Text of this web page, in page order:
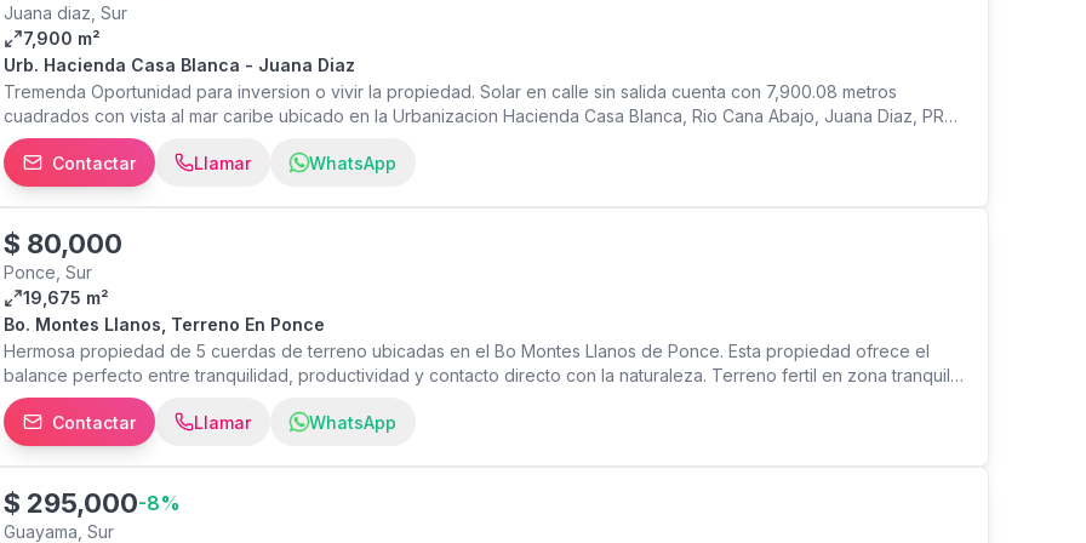
Juana diaz, Sur
7,900 m²
Urb. Hacienda Casa Blanca - Juana Diaz
Tremenda Oportunidad para inversion o vivir la propiedad. Solar en calle sin salida cuenta con 7,900.08 metros
cuadrados con vista al mar caribe ubicado en la Urbanizacion Hacienda Casa Blanca, Rio Cana Abajo, Juana Diaz, PR
00795. Con acesso controlado y Camara 24/7. Cerca de Restaurantes, CDTs, Hospitales, y a 12 minutos del Aeropuerto
Mercedita y la Universidad Inter Americana de Ponce. Aproveche la oportunidad.
Contactar Llamar WhatsApp
$ 80,000
Ponce, Sur
19,675 m²
Bo. Montes Llanos, Terreno En Ponce
Hermosa propiedad de 5 cuerdas de terreno ubicadas en el Bo Montes Llanos de Ponce. Esta propiedad ofrece el
balance perfecto entre tranquilidad, productividad y contacto directo con la naturaleza. Terreno fertil en zona tranquila
y rodeada de naturaleza. La propiedad cuenta con cuerpos de agua ideal para proyecto agrícola. Un espacio perfecto
para quienes buscan invertir con propósito y convertir su visión agrícola en realidad.
Contactar Llamar WhatsApp
$ 295,000-8%
Guayama, Sur